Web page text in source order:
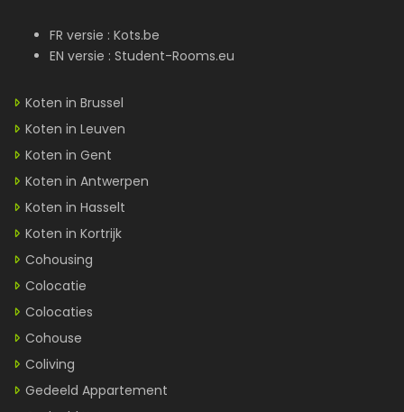
FR versie : Kots.be
EN versie : Student-Rooms.eu
Koten in Brussel
Koten in Leuven
Koten in Gent
Koten in Antwerpen
Koten in Hasselt
Koten in Kortrijk
Cohousing
Colocatie
Colocaties
Cohouse
Coliving
Gedeeld Appartement